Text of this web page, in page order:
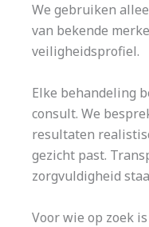
We gebruiken
van bekende
veiligheidsprofiel.
Elke behandeling
consult. We
resultaten
gezicht past.
zorgvuldigheid
Voor wie op zoek